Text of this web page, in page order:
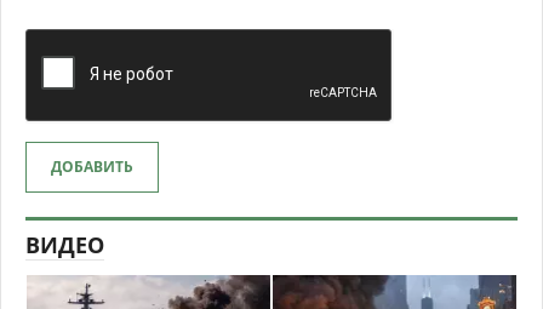
ДОБАВИТЬ
ВИДЕО